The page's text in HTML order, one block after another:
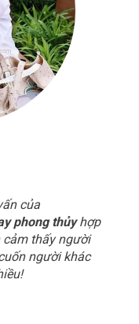
của
phong thủyhợp
cảm thấy người
người khác